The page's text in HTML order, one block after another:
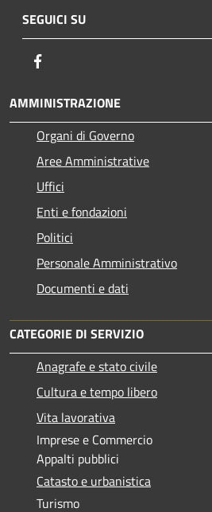
SEGUICI SU
AMMINISTRAZIONE
Organi di Governo
Aree Amministrative
Uffici
Enti e fondazioni
Politici
Personale Amministrativo
Documenti e dati
CATEGORIE DI SERVIZIO
Anagrafe e stato civile
Cultura e tempo libero
Vita lavorativa
Imprese e Commercio
Appalti pubblici
Catasto e urbanistica
Turismo